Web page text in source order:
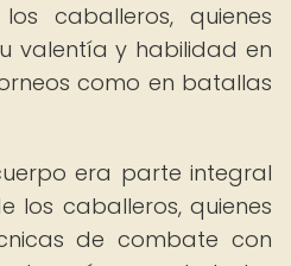
caballeros, quienes
valentía y habilidad en
como en batallas
era parte integral
los caballeros, quienes
de combate con